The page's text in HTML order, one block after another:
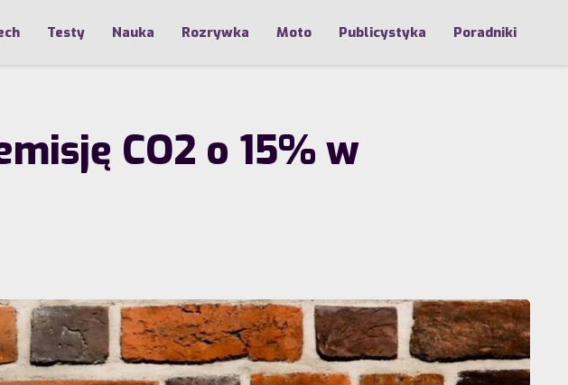
Testy Nauka Rozrywka Moto Publicystyka Poradniki
CO2 o 15% w